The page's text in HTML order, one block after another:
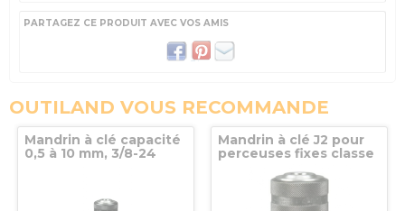
PARTAGEZ CE PRODUIT AVEC VOS AMIS
OUTILAND VOUS RECOMMANDE
Mandrin à clé capacité
0,5 à 10 mm, 3/8-24
Mandrin à clé J2 pour
perceuses fixes classe